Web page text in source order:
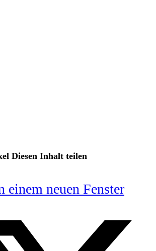
Diesen Inhalt teilen
einem neuen Fenster